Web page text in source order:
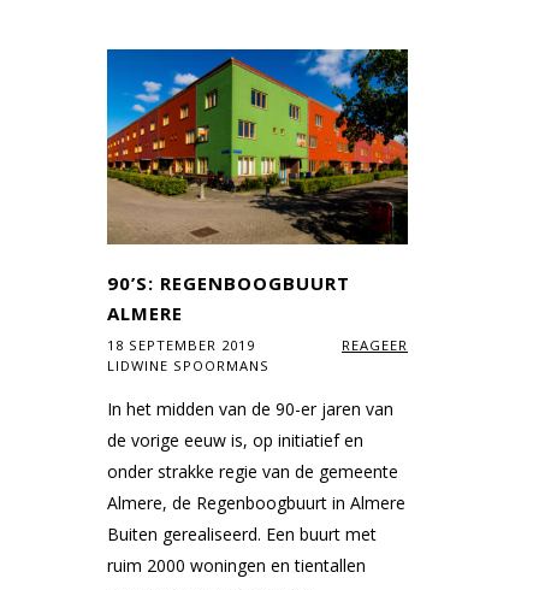
90’S: REGENBOOGBUURT
ALMERE
18 SEPTEMBER 2019
REAGEER
LIDWINE SPOORMANS
In het midden van de 90-er jaren van
de vorige eeuw is, op initiatief en
onder strakke regie van de gemeente
Almere, de Regenboogbuurt in Almere
Buiten gerealiseerd. Een buurt met
ruim 2000 woningen en tientallen